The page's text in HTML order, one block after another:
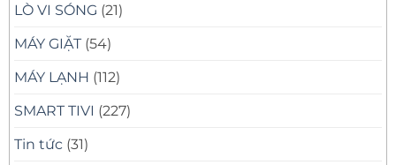
LÒ VI SÓNG (21)
MÁY GIẶT (54)
MÁY LẠNH (112)
SMART TIVI (227)
Tin tức (31)